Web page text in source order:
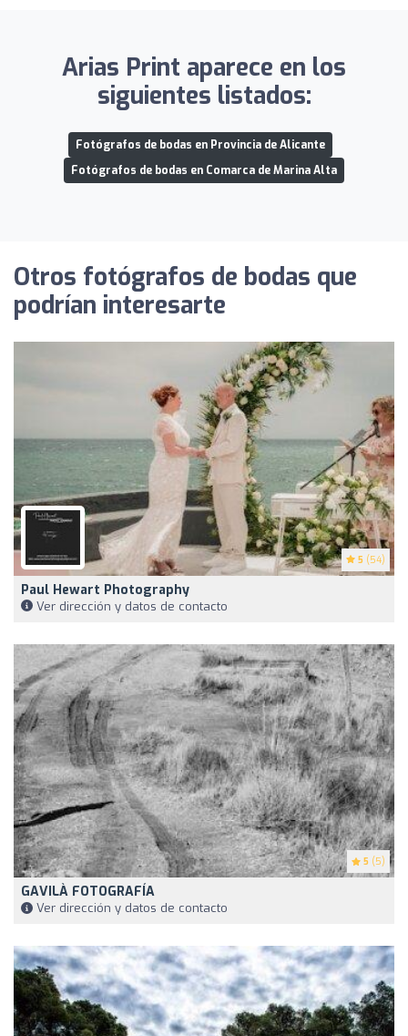
Arias Print aparece en los
siguientes listados:
Fotógrafos de bodas en Provincia de Alicante
Fotógrafos de bodas en Comarca de Marina Alta
Otros fotógrafos de bodas que
podrían interesarte
5 (54)
Paul Hewart Photography
Ver dirección y datos de contacto
5 (5)
GAVILÀ FOTOGRAFÍA
Ver dirección y datos de contacto